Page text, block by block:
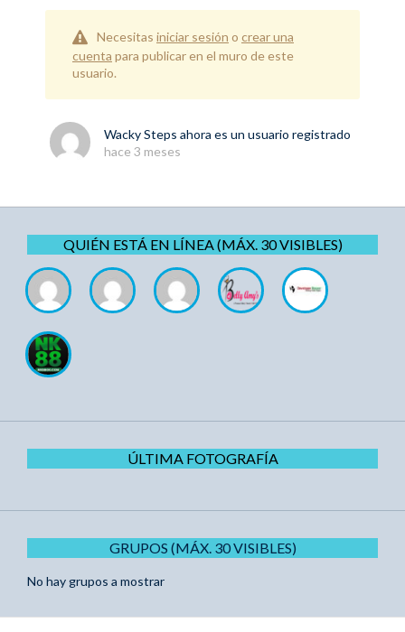
Necesitas iniciar sesión o crear una
cuenta para publicar en el muro de este
usuario.
Wacky Steps ahora es un usuario registrado
hace 3 meses
QUIÉN ESTÁ EN LÍNEA (MÁX. 30 VISIBLES)
ÚLTIMA FOTOGRAFÍA
GRUPOS (MÁX. 30 VISIBLES)
No hay grupos a mostrar